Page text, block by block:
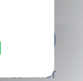
CONTACT